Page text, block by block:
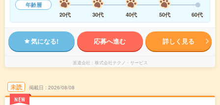
年齢層
20代
30代 40代 50代 60代
気になる! 応募へ進む 詳しく見る
派遣会社 株式会社テクノ・サービス
未読
NEW
掲載日 2026/08/08